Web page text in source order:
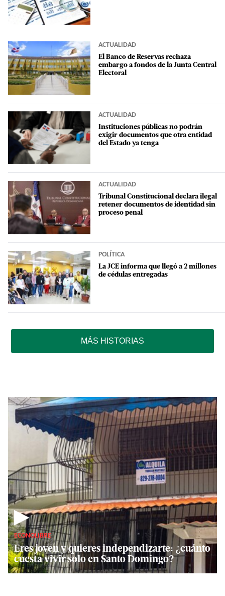
ACTUALIDAD
El Banco de Reservas rechaza
embargo a fondos de la Junta Central
Electoral
ACTUALIDAD
Instituciones públicas no podrán
exigir documentos que otra entidad
del Estado ya tenga
ACTUALIDAD
Tribunal Constitucional declara ilegal
retener documentos de identidad sin
proceso penal
POLÍTICA
La JCE informa que llegó a 2 millones
de cédulas entregadas
MÁS HISTORIAS
▶
ECONOLIBRE
Eres joven y quieres independizarte: ¿cuánto
cuesta vivir solo en Santo Domingo?